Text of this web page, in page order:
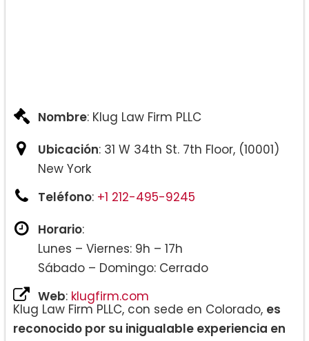
Nombre: Klug Law Firm PLLC
Ubicación: 31 W 34th St. 7th Floor, (10001)
New York
Teléfono: +1 212-495-9245
Horario:
Lunes – Viernes: 9h – 17h
Sábado – Domingo: Cerrado
Web: klugfirm.com
Klug Law Firm PLLC, con sede en Colorado, es
reconocido por su inigualable experiencia en